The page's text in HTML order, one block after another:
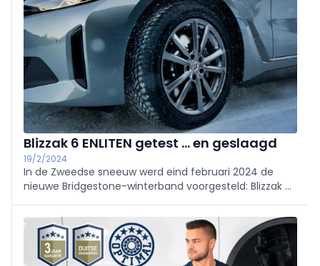
Blizzak 6 ENLITEN getest ... en geslaagd
19/2/2024
In de Zweedse sneeuw werd eind februari 2024 de
nieuwe Bridgestone-winterband voorgesteld: Blizzak 6
deze band grote schoenen om te vullen, maar hij
stelde niet teleur.